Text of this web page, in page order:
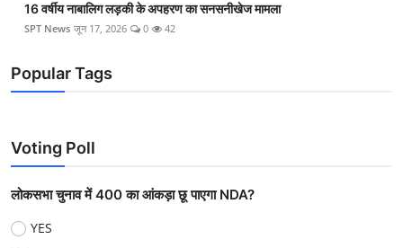
16 वर्षीय नाबालिग लड़की के अपहरण का सनसनीखेज मामला
SPT News जून 17, 2026 0 42
Popular Tags
Voting Poll
लोकसभा चुनाव में 400 का आंकड़ा छू पाएगा NDA?
YES